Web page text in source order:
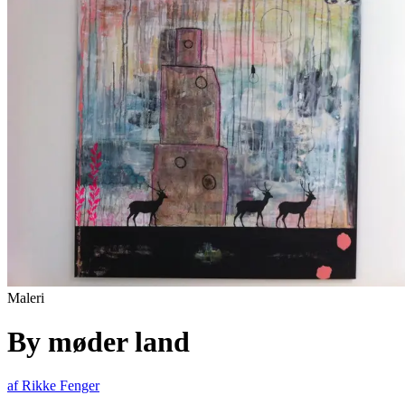
Maleri
By møder land
afRikke Fenger